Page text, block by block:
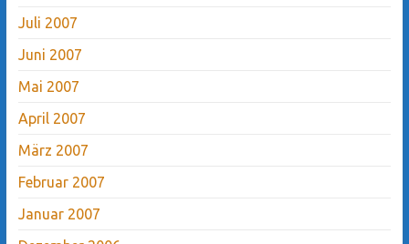
Juli 2007
Juni 2007
Mai 2007
April 2007
März 2007
Februar 2007
Januar 2007